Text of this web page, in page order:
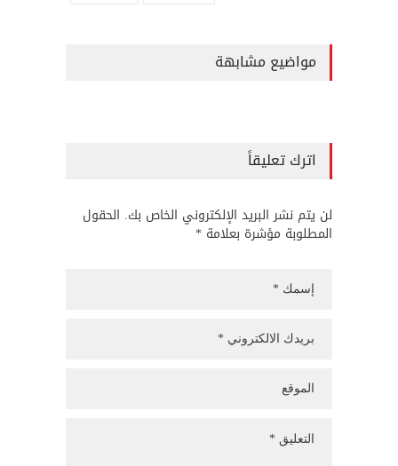
مواضيع مشابهة
اترك تعليقاً
لن يتم نشر البريد الإلكتروني الخاص بك. الحقول
المطلوبة مؤشرة بعلامة *